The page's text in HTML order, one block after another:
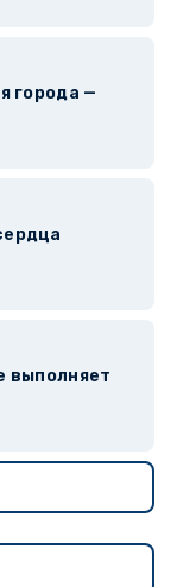
города —
выполняет